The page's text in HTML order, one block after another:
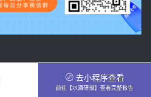
去小程序查看
前往【水滴研报】查看完整报告